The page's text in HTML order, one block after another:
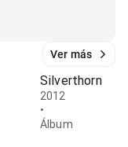
Ver más
Silverthorn
2012
•
Álbum